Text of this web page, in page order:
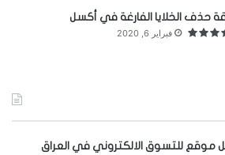
أمريكا الجنوبية
حذف الخلايا الفارغة في أكسل
فبراير 6, 2020
موقع للتسوق الالكتروني في العراق